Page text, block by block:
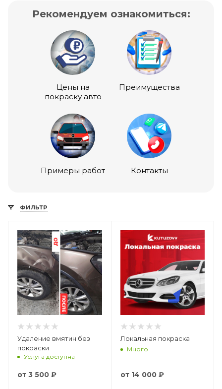
Рекомендуем ознакомиться:
Цены на
покраску авто
Преимущества
Примеры работ Контакты
ФИЛЬТР
Удаление вмятин без
покраски
Услуга доступна
от 3 500 ₽
Локальная покраска
Много
от 14 000 ₽